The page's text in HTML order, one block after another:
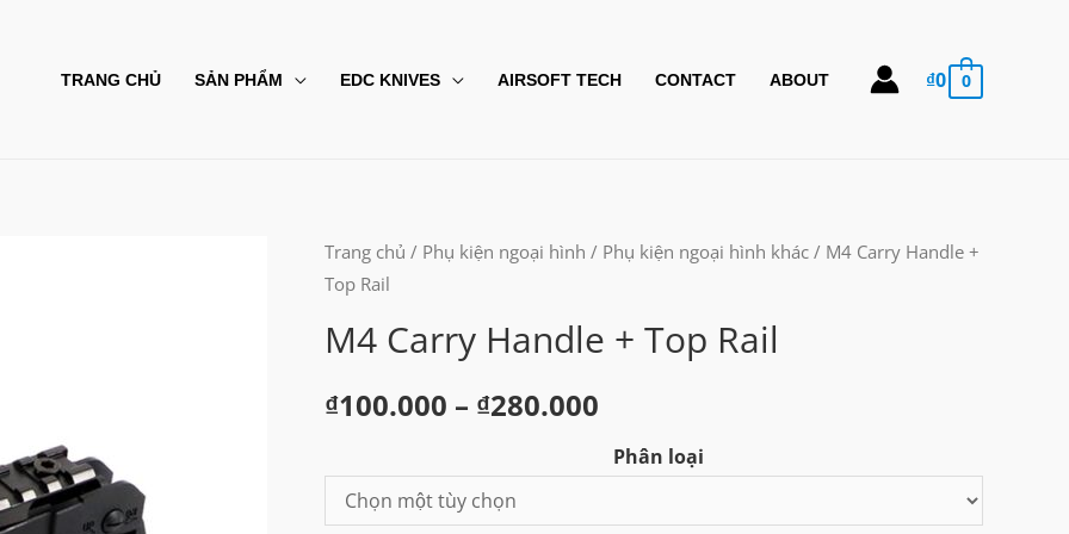
TRANG CHỦ SẢN PHẨM EDC KNIVES AIRSOFT TECH CONTACT ABOUT ₫0 0
Trang chủ / Phụ kiện ngoại hình / Phụ kiện ngoại hình khác / M4 Carry Handle +
Top Rail
M4 Carry Handle + Top Rail
₫100.000 – ₫280.000
giá:
Phân loại